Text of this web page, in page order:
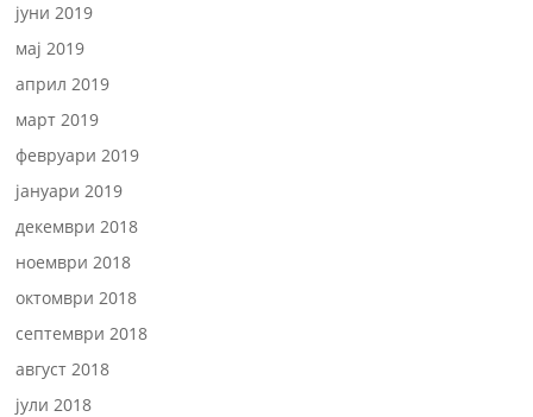
јуни 2019
мај 2019
април 2019
март 2019
февруари 2019
јануари 2019
декември 2018
ноември 2018
октомври 2018
септември 2018
август 2018
јули 2018